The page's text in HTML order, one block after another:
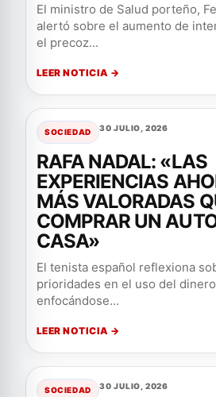
El ministro de Salud porteño,
alertó sobre el aumento de
el precoz...
LEER NOTICIA →
SOCIEDAD 30 JULIO, 2026
RAFA NADAL: «LAS
EXPERIENCIAS
MÁS VALORADAS
COMPRAR UN
CASA»
El tenista español reflexiona
prioridades en el uso del
enfocándose...
LEER NOTICIA →
SOCIEDAD 30 JULIO, 2026